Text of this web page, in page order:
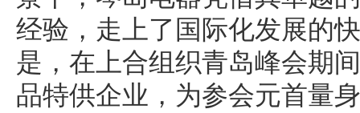
经验，走上了国际化发展的
是，在上合组织青岛峰会期
品特供企业，为参会元首量